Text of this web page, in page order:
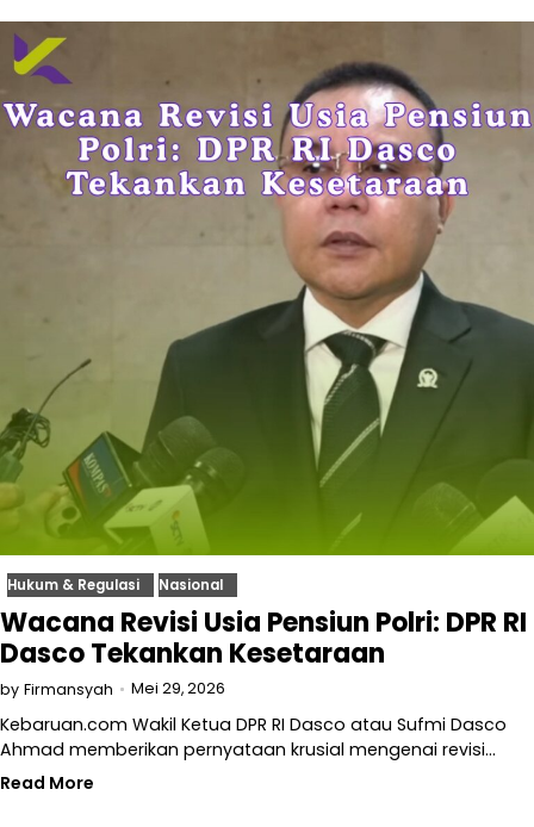
Hukum & Regulasi Nasional
Wacana Revisi Usia Pensiun Polri: DPR RI
Dasco Tekankan Kesetaraan
by Firmansyah Mei 29, 2026
Kebaruan.com Wakil Ketua DPR RI Dasco atau Sufmi Dasco
Ahmad memberikan pernyataan krusial mengenai revisi…
Read More